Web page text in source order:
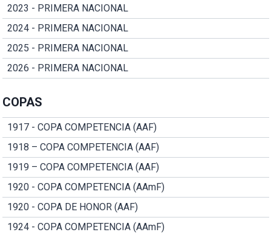
2023 - PRIMERA NACIONAL
2024 - PRIMERA NACIONAL
2025 - PRIMERA NACIONAL
2026 - PRIMERA NACIONAL
COPAS
1917 - COPA COMPETENCIA (AAF)
1918 – COPA COMPETENCIA (AAF)
1919 – COPA COMPETENCIA (AAF)
1920 - COPA COMPETENCIA (AAmF)
1920 - COPA DE HONOR (AAF)
1924 - COPA COMPETENCIA (AAmF)